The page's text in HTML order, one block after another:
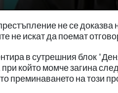
не се доказва
не искат да поемат
в сутрешния блок
който момче загина
преминаването на този